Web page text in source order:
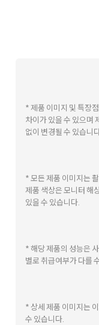
* 제품 이미지 및 특장
차이가 있을 수 있으며
없이 변경될 수 있습니
* 모든 제품 이미지는
제품 색상은 모니터 해
있을 수 있습니다.
* 해당 제품의 성능은
별로 취급여부가 다를
* 상세 제품 이미지는
수 있습니다.